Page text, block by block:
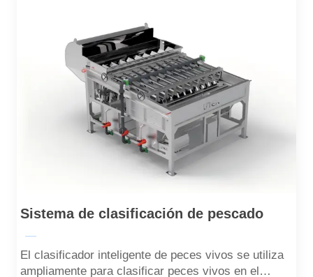
Sistema de clasificación de pescado
—
El clasificador inteligente de peces vivos se utiliza
ampliamente para clasificar peces vivos en el